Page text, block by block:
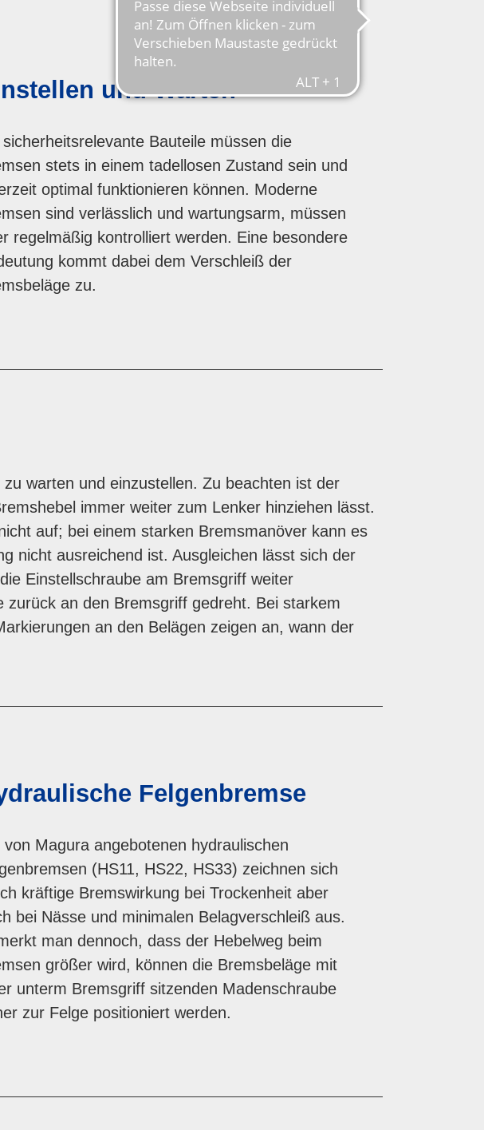
und Warten
Bauteile müssen die
stets in einem tadellosen Zustand sein und
optimal funktionieren können. Moderne
sind verlässlich und wartungsarm, müssen
regelmäßig kontrolliert werden. Eine besondere
kommt dabei dem Verschleiß der
zu.
warten und einzustellen. Zu beachten ist der
immer weiter zum Lenker hinziehen lässt.
auf; bei einem starken Bremsmanöver kann es
nicht ausreichend ist. Ausgleichen lässt sich der
Einstellschraube am Bremsgriff weiter
an den Bremsgriff gedreht. Bei starkem
an den Belägen zeigen an, wann der
Felgenbremse
von Magura angebotenen hydraulischen
(HS11, HS22, HS33) zeichnen sich
kräftige Bremswirkung bei Trockenheit aber
bei Nässe und minimalen Belagverschleiß aus.
man dennoch, dass der Hebelweg beim
größer wird, können die Bremsbeläge mit
unterm Bremsgriff sitzenden Madenschraube
zur Felge positioniert werden.